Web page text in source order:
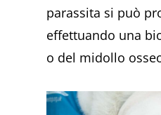
parassita si può
effettuando una
o del midollo